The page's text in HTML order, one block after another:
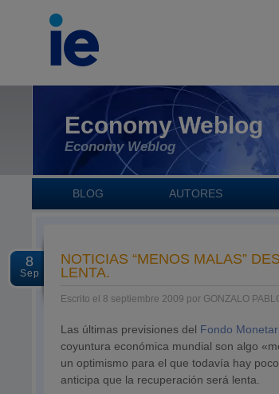
Economy Weblog
Economy Weblog
BLOG AUTORES
8
Sep
NOTICIAS “MENOS MALAS”
LENTA.
Escrito el 8 septiembre 2009 por GONZALO
Las últimas previsiones del Fondo
coyuntura económica mundial son algo
un optimismo para el que todavía hay
anticipa que la recuperación será lenta.